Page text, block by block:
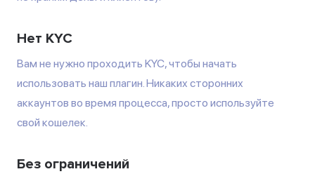
Нет KYC
Вам не нужно проходить KYC, чтобы начать
использовать наш плагин. Никаких сторонних
аккаунтов во время процесса, просто используйте
свой кошелек.
Без ограничений